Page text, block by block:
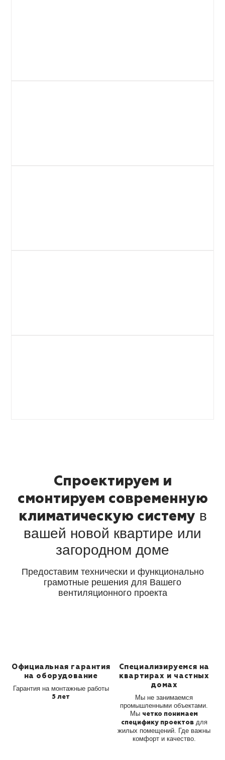
Спроектируем и
смонтируем современную
климатическую систему в
вашей новой квартире или
загородном доме
Предоставим технически и функционально
грамотные решения для Вашего
вентиляционного проекта
Официальная гарантия
на оборудование
Гарантия на монтажные работы
5 лет
Специализируемся на
квартирах и частных
домах
Мы не занимаемся
промышленнымиобъектами.
Мы четко понимаем
специфику проектовдля
жилых помещений. Где важны
комфорт и качество.